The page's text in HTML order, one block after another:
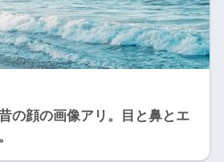
の顔の画像アリ。目と鼻とエ